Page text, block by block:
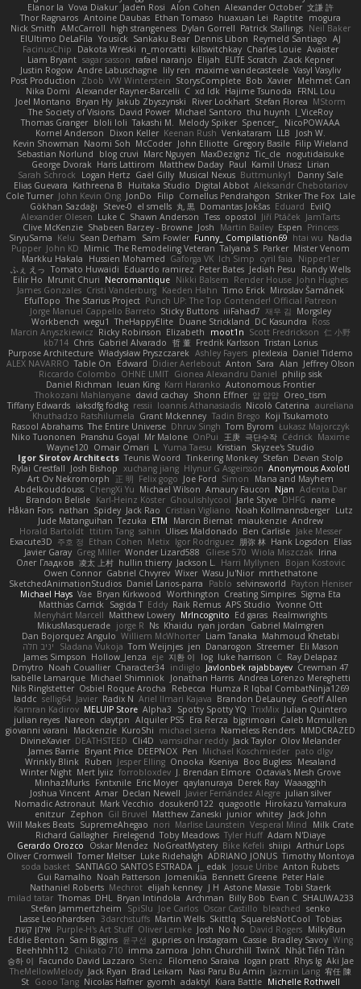
Elanor la Vova Diakur Jaden Rosi Alon Cohen Alexander October 文謙 許
Thor Ragnaros Antoine Daubas Ethan Tomaso huaxuan Lei Raptite mogura
Nick Smith AMcCarroll high strangeness Dylan Gorrell Patrick Stallings Neil Baker
ElUltimo DeLaFila Yousick Sankaku Bear Dennis Libon Reymeld Santiago AJ
FacinusChip
Dakota Wreski n_morcatti killswitchkay Charles Louie Avaister
Liam Bryant sagar sasson rafael naranjo Elijah ELITE Scratch
Zack Kepner
Justin Rogow Andre Labuschagne lily ren maxime vandecasteele Vasyl Vasyliv
Post Production
Zbob VW Winterstein StorysComplete Bob Xavier Mehmet Can
Nika Domi Alexander Rayner-Barcelli C xd Idk Hajime Tsunoda
FRNL Lou
Joel Montano Bryan Hy Jakub Zbyszynski River Lockhart Stefan Florea MStorm
The Society of Visions David Power Michael Santoro thu huynh I_ViceRoy
Thomas Granger bloli loli Takashi M. Melody Spiker Spencer_
NicoPOWAAA
Kornel Anderson
Dixon Keller Keenan Rush Venkataram LLB
Josh W.
Kevin Showman Naomi Soh McCoder John Elliotte Gregory Basile Filip Wieland
Sebastian Norlund
blog cruvi Marc Nguyen MaxDezignz Tic_cle nogutidaisuke
George Dvorak Haris Lattirom Matthew Daday Paul Kamil Uriasz Lirian
Sarah Schrock
Logan Hertz Gaël Gilly Musical Nexus Buttmunky1
Danny Sale
Elias Guevara Kathreena B Huitaka Studio Digital Abbot Aleksandr Chebotariov
Cole Turner John Kevin Ong JonDo Filip Cornellus Pendrahgon Striker The Fox Lale
Gökhan Sazdağı
Steve-0 el smells 丸 黒 Domantas Jokšas Eduard
EvilQ
Alexander Olesen Luke C Shawn Anderson Tess opostol Jiří Ptáček JamTarts
Clive McKenzie Shabeen Barzey - Browne Josh Martin Bailey Espen Princess
SiryuSama Kelu Sean Derham Sam Fowler Funny_ Compilation69 htai wu Nadia
Pupper John KD Mimic The Remodeling Veteran Talyana S Parker Mister Venom
Markku Hakala
Hussien Mohamed Gaforga VK Ich Simp cyril faia
Nipper1er
ふぇ えっ Tomato Huwaidi Eduardo ramirez Peter Bates Jediah Pesu
Randy Wells
Eilir Ho Mrunit Churi Necromantique Nikki Balsem Render House John Hughes
James Gonzales Cristi Vanderburg Kaeden Hahn Timo Erick Miroslav Šamánek
EfulTopo The Starius Project Punch UP: The Top Contender! Official Patreon
Jorge Manuel Cappello Barreto Sticky Buttons iiiFahad7 재우 김 Morgsley
Workbench wegu1 TheHappyElite Duane Strickland DC Kasundra Ross
Marcin Anyszkiewicz Ricky Robinson Elizabeth moot1n Scott Fredrickson 仁 小野
kb714 Chris Gabriel Alvarado 哲 董 Fredrik Karlsson Tristan Lorius
Purpose Architecture Władysław Pryszczarek Ashley Fayers plexlexia Daniel Tidemo
ALEX NAVARRO Table On Edward Didier Aerlebout Anton Sara Alan Jeffrey Olson
Riccardo Colombo OHNE LIMIT Gionea Alexandru Daniel philip sisk
Daniel Richman Ieuan King Karri Haranko Autonomous Frontier
Thokozani Mahlanyane david cachay Shonn Effner 얍 얍얍 Oreo_tism
Tiffany Edwards iaksdfg fodkg ressii Ioannis Athanasiadis Nicolò Caterina aureliana
Khuthadzo Ratshilumela Grant Mckenney Tadin Brego Koji Tsukamoto
Rasool Abrahams The Entire Universe Dhruv Singh Tom Byrom Łukasz Majorczyk
Niko Tuononen Pranshu Goyal Mr Malone OnPui 王庚 극단수작 Cédrick Maxime
Wayne120 Omair Omari L Yuma Taesu Kristian Skyzee's Studio
Igor Sirotov Architects Teunis Woord Tinkering Monkey Stefan Devan Stolp
Rylai Crestfall Josh Bishop xuchang jiang Hlynur G Asgeirsson Anonymous Axolotl
Art Ov Nekromorph
正 明 Felix gogo Joe Ford Simon
Mana and Mayhem
Abdelkouddouss ChengXi Yu Michael Wilson Amaury Faucon Njan Adenta Dar
Brandon Belisle Karl-Heinz Köster Ghoulishlycool Jarle Styve DHFG
name
Håkan Fors nathan Spidey Jack Rao Cristian Vigliano Noah Kollmannsberger Lutz
Jude Matanguihan Tezuka ETM Marcin Biernat miaukenzie Andrew
Horald Bartoldt ttitim Tang sahin Ulises Maldonado Ben Carlisle Jake Messer
Exacute3D 주호 정 Ethan Cohen Metix Igor Rodriguez 朋弥 林 Hank Logsdon Elias
Javier Garay Greg Miller Wonder Lizard588 Gliese 570 Wiola Miszczak Irina
Олег Гладков 凌太 上村 hullin thierry Jackson L. Harri Myllynen
Bojan Kostovic
Owen Connor Gabriel Chvyrev Wixer Wasu Ju'Nior mrthethatone
SketchedAnimationStudios Daniel Larios-parra Pablo selvinsworld Payton Heniser
Michael Hays Vae Bryan Kirkwood Worthington Creating Simpires Sigma Eta
Matthias Carrick
Sagida T Eddy Raik Remus APS Studio Yvonne Ott
Menyhárt Marcell Matthew Lowery MrIncognito Ed garas Realmwrights
MikusMasquerade jorge R Ns Khaidu ryan jordan
Gabriel Malmgren
Dan Bojorquez Angulo Williem McWhorter Liam Tanaka Mahmoud Khetabi
יניב חלה
Sladana Vukoja Tom Weijnjes jen Danarogon Streemer Eli Mason
James Simpson Hollow_Jenza eje 지환 이 log luke harrison C Ray Delapaz
Dmytro Noah Couallier Character34 indiiglo Javlonbek rajabbayev Crewman 47
Isabelle Lamarque Michael Shimniok Jonathan Harris Andrea Lorenzo Mereghetti
Nils Ringlstetter Osbiel Roque Arocha Rebecca Humza R Iqbal CombatNinja1269
laddc sellig64 Javier Radix N Ariel Ilmari Kajava Brandon DeLauney Geoff Allen
Kamran Kadirov MELUIP Store Alpha3 Spotty Spotty YQ TrixMix Julian Quintero
julian reyes Nareon claytpn Alquiler PS5 Era Rerza bjgrimoari Caleb Mcmullen
giovanni varani
Mackenzie KuroShi michael sierra Nameless Renders MMDCRAZED
DivineXavier DEATHSTEED Cli4D vamsidhar reddy Jack Taylor Olov Melander
James Barrie Bryant Price DEEPNOX Pen Michael Koschmieder pato dlgv
Wrinkly Blink
Ruben Jesper Elling Onooka Kseniya Boo Bugless Mesaland
Winter Night Mert İyiiz forrobloxdev J. Brendan Elmore Octavia's Mesh Grove
MinhazMurks Fxntxnile Eric Moyer qaylanuraya Derek Ray Waaagghh
Joshua Vincent Amar Declan Newell Javier Fernández Alegre julian silver
Nomadic Astronaut Mark Vecchio dosuken0122 quagootle Hirokazu Yamakura
enitzur Zephon Gil Bruvel Matthew Zaneski junior whitey Jack John
Will Makes Beats SupremeAhegao nori Marlise Launstein Vesperal Mind
Milk Crate
Richard Gallagher Firelegend Toby Meadows Tyler Huff Adam N'Diaye
Gerardo Orozco
Oskar Mendez NoGreatMystery Bike Kefeli shiipi Arthur Lops
Oliver Cromwell Tomer Meltser Luke Ridehalgh ADRIANO JONUS Timothy Montoya
soda basket SANTIAGO SANTOS ESTRADA j_ edak Josue Uribe Anton Rubets
Gui Ramalho Noah Patterson Jomenikia Bennett Greene Peter Hale
Nathaniel Roberts Mechrot elijah kenney J H Astone Massie Tobi Staerk
milad tatar Thomas DHL Bryan Intindola Archman Billy Bob Evan C SHALIWA233
Stefan Jammertzheim
SpiSlu Joe Carlos Oscar Castillo bleached senko
Lasse Leonhardsen
3darchstuffs Martin Wells Skittlq SquareIsNotCool Tobias
אילון קשת
Purple-H's Art Stuff Oliver Lemke Josh No No David Rogers MilkyBun
Eddie Benton Sam Biggins 윤구선 gupries on Instagram Cassie Bradley Savoy Wing
Beehhhh112
Chikato 710 imma zamora John Churchill TwinX Nhật Tiến Trần
승하 이 Facundo David Lazzaro Stenz Filomeno Saraiva logan pratt Rhys lg Aki Jae
TheMellowMelody Jack Ryan Brad Leikam Nasi Paru Bu Amin Jazmin Lang 宥任 陳
St Gooo Tang Nicolas Hafner gyomh adaktyl Kiara Battle Michelle Rothwell